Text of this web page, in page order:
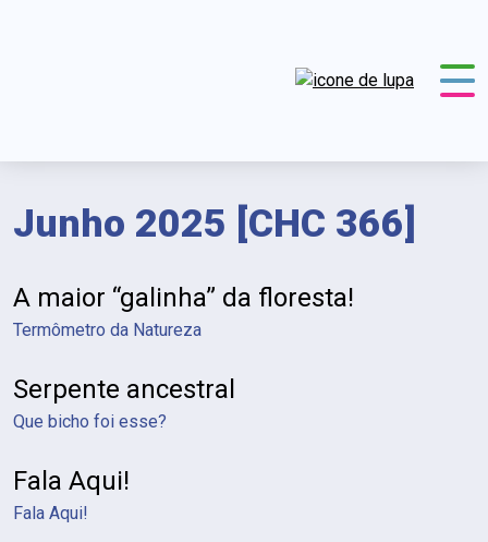
Junho 2025 [CHC 366]
Revista Falada com Audiodescrição
A maior “galinha” da floresta!
Termômetro da Natureza
Serpente ancestral
Que bicho foi esse?
Fala Aqui!
Fala Aqui!